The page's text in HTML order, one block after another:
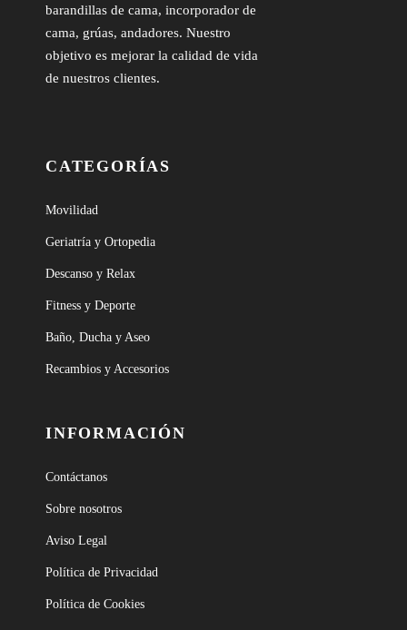
barandillas de cama, incorporador de
cama, grúas, andadores. Nuestro
objetivo es mejorar la calidad de vida
de nuestros clientes.
CATEGORÍAS
Movilidad
Geriatría y Ortopedia
Descanso y Relax
Fitness y Deporte
Baño, Ducha y Aseo
Recambios y Accesorios
INFORMACIÓN
Contáctanos
Sobre nosotros
Aviso Legal
Política de Privacidad
Política de Cookies